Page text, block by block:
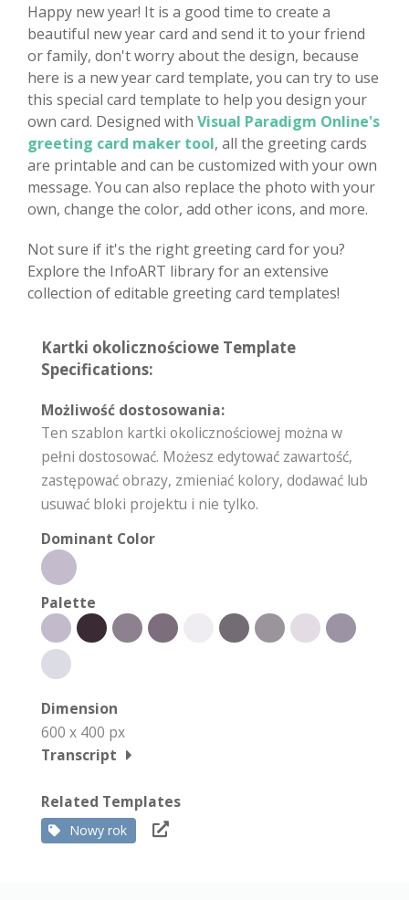
Happy new year! It is a good time to create a
beautiful new year card and send it to your friend
or family, don't worry about the design, because
here is a new year card template, you can try to use
this special card template to help you design your
own card. Designed with Visual Paradigm Online's
greeting card maker tool, all the greeting cards
are printable and can be customized with your own
message. You can also replace the photo with your
own, change the color, add other icons, and more.
Not sure if it's the right greeting card for you?
Explore the InfoART library for an extensive
collection of editable greeting card templates!
Kartki okolicznościowe Template
Specifications:
Możliwość dostosowania:
Ten szablon kartki okolicznościowej można w
pełni dostosować. Możesz edytować zawartość,
zastępować obrazy, zmieniać kolory, dodawać lub
usuwać bloki projektu i nie tylko.
Dominant Color
Palette
Dimension
600 x 400 px
Transcript
Related Templates
Nowy rok